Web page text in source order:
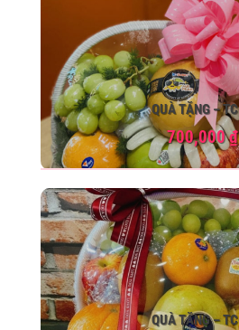
QUÀ TẶNG –
700,000₫
QUÀ TẶNG –